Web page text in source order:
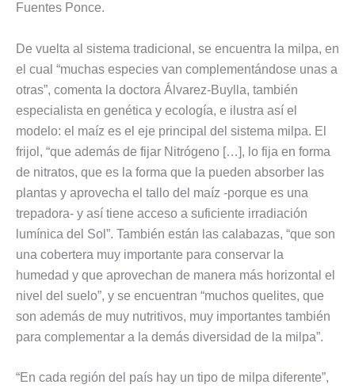
Fuentes Ponce.
De vuelta al sistema tradicional, se encuentra la milpa, en
el cual “muchas especies van complementándose unas a
otras”, comenta la doctora Álvarez-Buylla, también
especialista en genética y ecología, e ilustra así el
modelo: el maíz es el eje principal del sistema milpa. El
frijol, “que además de fijar Nitrógeno […], lo fija en forma
de nitratos, que es la forma que la pueden absorber las
plantas y aprovecha el tallo del maíz -porque es una
trepadora- y así tiene acceso a suficiente irradiación
lumínica del Sol”. También están las calabazas, “que son
una cobertera muy importante para conservar la
humedad y que aprovechan de manera más horizontal el
nivel del suelo”, y se encuentran “muchos quelites, que
son además de muy nutritivos, muy importantes también
para complementar a la demás diversidad de la milpa”.
“En cada región del país hay un tipo de milpa diferente”,